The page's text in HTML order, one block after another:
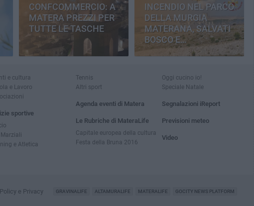
CONFCOMMERCIO: A
MATERA PREZZI PER
TUTTE LE TASCHE
INCENDIO NEL PARCO
DELLA MURGIA
MATERANA, SALVATI
BOSCO E
CEMENTERIA
e cultura
e Lavoro
sportive
e Atletica
Tennis
Altri sport
Agenda eventi di Matera
Le Rubriche di MateraLife
Capitale europea della cultura
Festa della Bruna 2016
Oggi cucino io!
Speciale Natale
Segnalazioni iReport
Previsioni meteo
Video
Policy e Privacy GRAVINALIFE ALTAMURALIFE MATERALIFE GOCITY NEWS PLATFORM